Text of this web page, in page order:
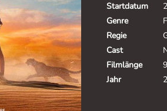
Startdatum
Genre
Regie
Cast
Filmlänge
Jahr